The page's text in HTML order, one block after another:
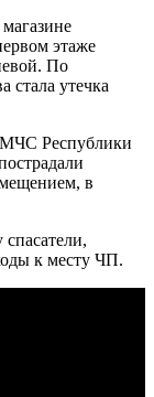
этаже
По
стала утечка
Республики
в
к месту ЧП.